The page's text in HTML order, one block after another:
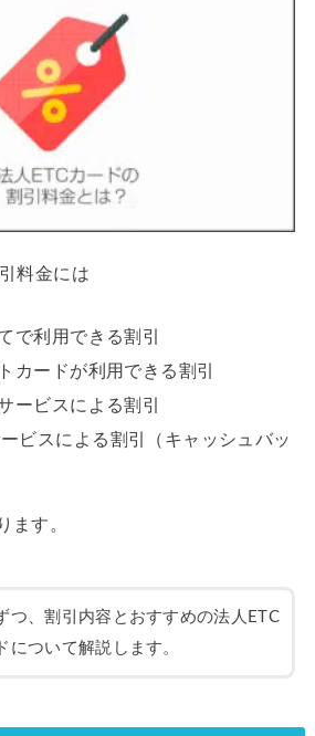
料金には
で利用できる割引
カードが利用できる割引
ービスによる割引
ビスによる割引（キャッシュバッ
ます。
つ、割引内容とおすすめの法人ETC
について解説します。